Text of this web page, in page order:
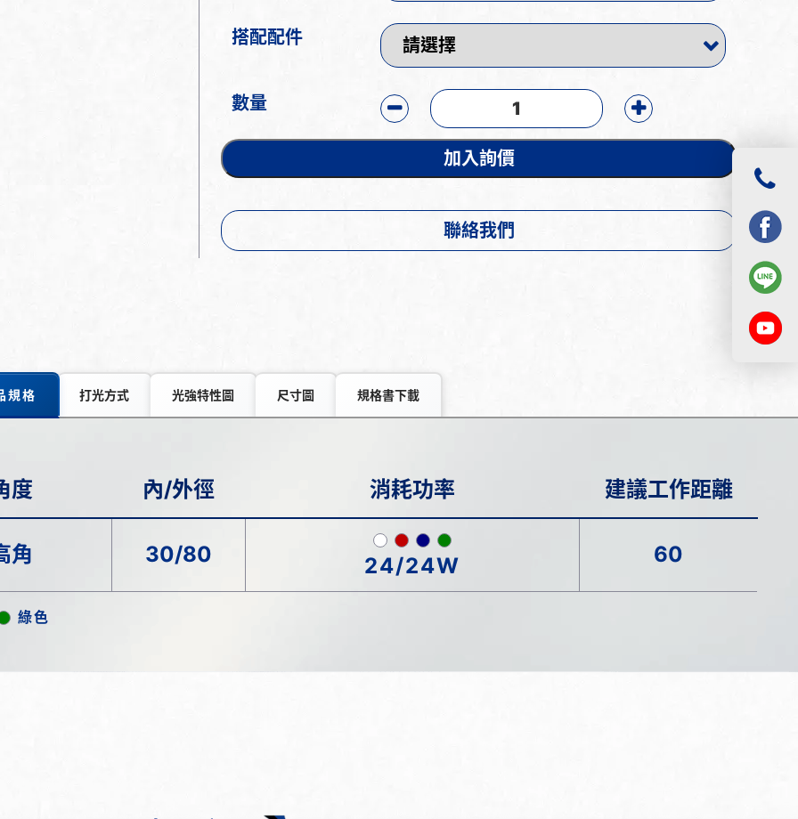
搭配配件
數量
加入詢價
聯絡我們
規格 打光方式 光強特性圖 尺寸圖 規格書下載
度 內/外徑 消耗功率 建議工作距離
角 30/80 24/24W 60
綠色